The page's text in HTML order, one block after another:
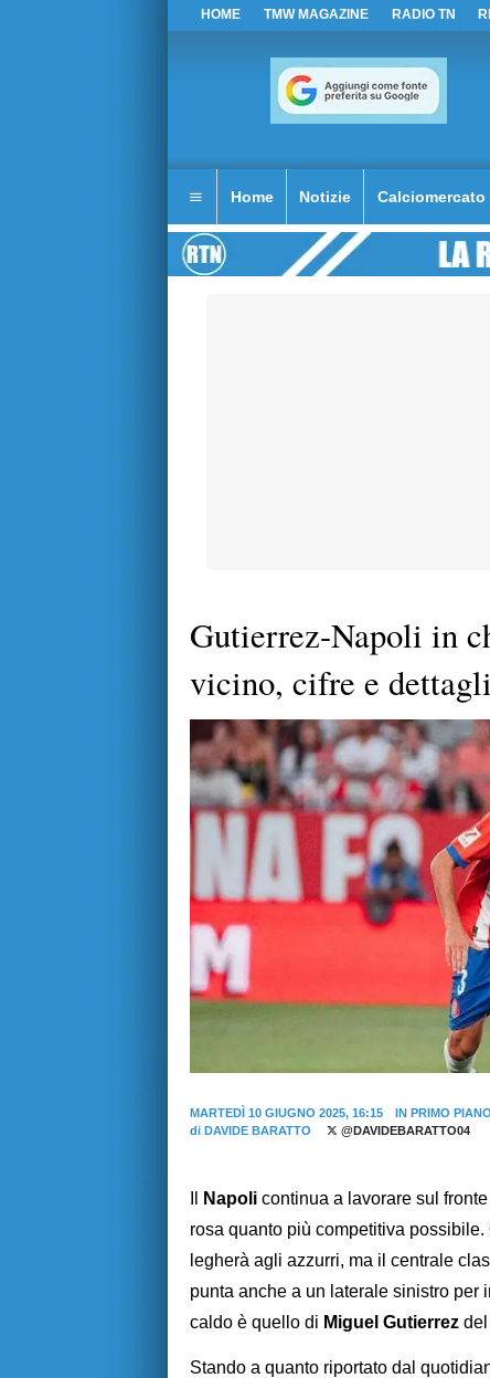
HOME TMW MAGAZINE RADIO TN
Home Notizie Calciomercato
Gutierrez-Napoli in
vicino, cifre e dettagli
MARTEDÌ 10 GIUGNO 2025, 16:15
IN PRIMO PIANO
di DAVIDE BARATTO @DAVIDEBARATTO04
Napoli continua a lavorare sul
rosa quanto più competitiva
legherà agli azzurri, ma il centrale
punta anche a un laterale sinistro
caldo è quello di Miguel Gutierrez del
Stando a quanto riportato dal